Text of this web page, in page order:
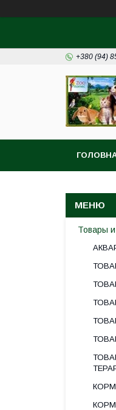
+380 (94)
Товары и
КОРМ